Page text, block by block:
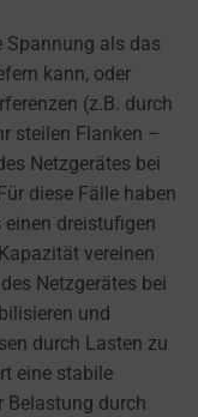
Spannung als das
kann, oder
(z.B. durch
steilen Flanken –
Netzgerätes bei
diese Fälle haben
dreistufigen
vereinen
Netzgerätes bei
und
durch Lasten zu
eine stabile
Belastung durch